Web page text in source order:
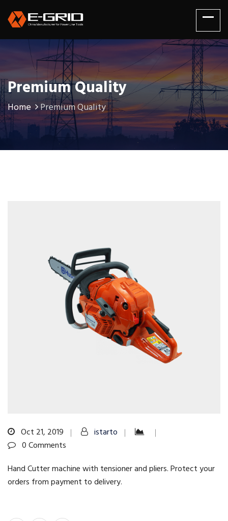
Premium Quality
Home Premium Quality
Oct 21, 2019
istarto
0 Comments
Hand Cutter machine with tensioner and pliers. Protect your
orders from payment to delivery.